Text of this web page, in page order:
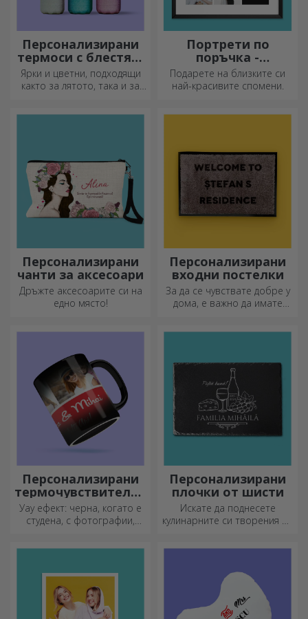
Персонализирани
термоси с блестящ
дизайн
Ярки и цветни, подходящи
както за лятото, така и за
Портрети по
поръчка -
квадратен формат
Подарете на близките си
най-красивите спомени.
Персонализирани
чанти за аксесоари
Дръжте аксесоарите си на
едно място!
Персонализирани
входни постелки
За да се чувствате добре у
дома, е важно да имате
Персонализирани
термочувствителни
чаши
Уау ефект: черна, когато е
студена, с фотографии,
Персонализирани
плочки от шисти
Искате да поднесете
кулинарните си творения по
собствен дизайн!